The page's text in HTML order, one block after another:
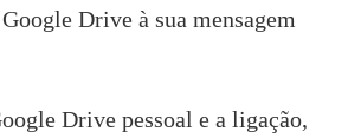
Drive à sua mensagem
Drive pessoal e a ligação,